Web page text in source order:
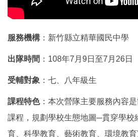
服務機構 ：新竹縣立精華國民中學
出隊時間 ：108年7月9日至7月26日
受輔對象 ：七、八年級生
課程特色：本次營隊主要服務內容
課程，規劃學校生態地圖─貫穿學校
育、科學教育、藝術教育、環境教育